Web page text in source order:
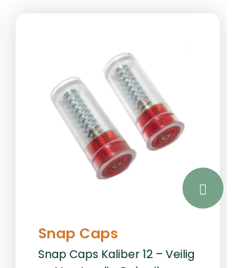
Snap Caps
Snap Caps Kaliber 12 – Veilig